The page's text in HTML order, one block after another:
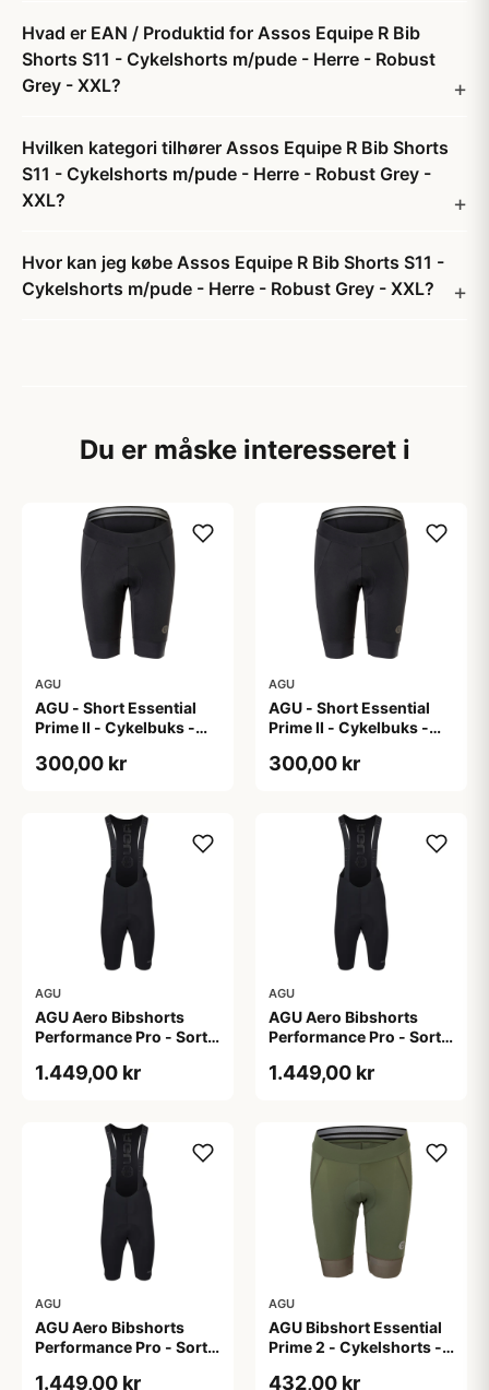
Hvad er EAN / Produktid for Assos Equipe R Bib
Shorts S11 - Cykelshorts m/pude - Herre - Robust
Grey - XXL?
Hvilken kategori tilhører Assos Equipe R Bib Shorts
S11 - Cykelshorts m/pude - Herre - Robust Grey -
XXL?
Hvor kan jeg købe Assos Equipe R Bib Shorts S11 -
Cykelshorts m/pude - Herre - Robust Grey - XXL?
Du er måske interesseret i
AGU
AGU - Short Essential
Prime II - Cykelbuks -
300,00 kr
AGU
AGU - Short Essential
Prime II - Cykelbuks -
300,00 kr
AGU
AGU Aero Bibshorts
Performance Pro - Sort -
1.449,00 kr
AGU
AGU Aero Bibshorts
Performance Pro - Sort -
1.449,00 kr
AGU
AGU Aero Bibshorts
Performance Pro - Sort -
1.449,00 kr
AGU
AGU Bibshort Essential
Prime 2 - Cykelshorts -
2XL
432,00 kr